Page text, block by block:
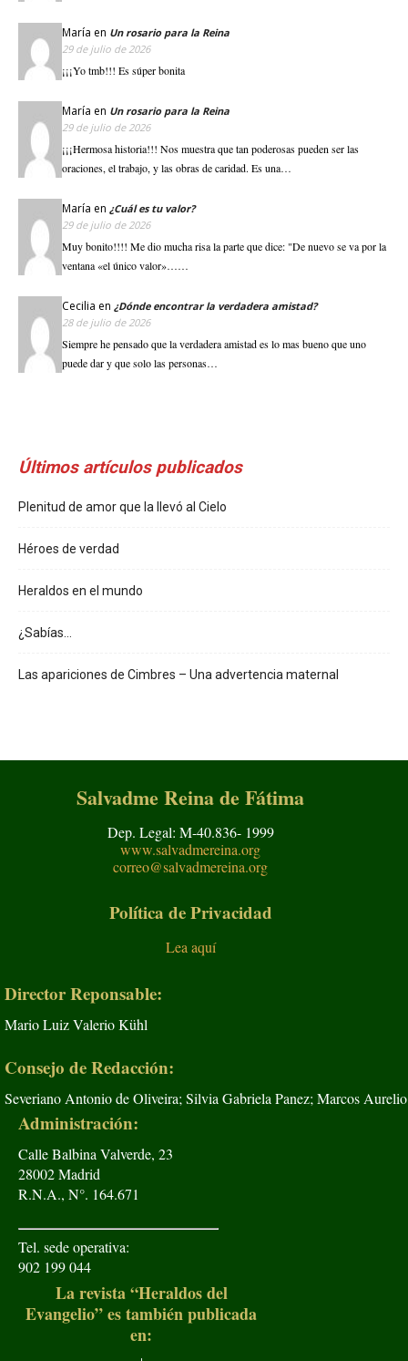
María en Un rosario para la Reina
29 de julio de 2026
¡¡¡Yo tmb!!! Es súper bonita
María en Un rosario para la Reina
29 de julio de 2026
¡¡¡Hermosa historia!!! Nos muestra que tan poderosas pueden ser las
oraciones, el trabajo, y las obras de caridad. Es una…
María en ¿Cuál es tu valor?
29 de julio de 2026
Muy bonito!!!! Me dio mucha risa la parte que dice: "De nuevo se va por la
ventana «el único valor»……
Cecilia en ¿Dónde encontrar la verdadera amistad?
28 de julio de 2026
Siempre he pensado que la verdadera amistad es lo mas bueno que uno
puede dar y que solo las personas…
Últimos artículos publicados
Plenitud de amor que la llevó al Cielo
Héroes de verdad
Heraldos en el mundo
¿Sabías…
Las apariciones de Cimbres – Una advertencia maternal
Salvadme Reina de Fátima
Dep. Legal: M-40.836- 1999
www.salvadmereina.org
correo@salvadmereina.org
Política de Privacidad
Lea aquí
Director Reponsable:
Mario Luiz Valerio Kühl
Consejo de Redacción:
Severiano Antonio de Oliveira; Silvia Gabriela Panez; Marcos
Administración:
Calle Balbina Valverde, 23
28002 Madrid
R.N.A., N°. 164.671
Tel. sede operativa:
902 199 044
La revista “Heraldos del
Evangelio” es también publicada
en: